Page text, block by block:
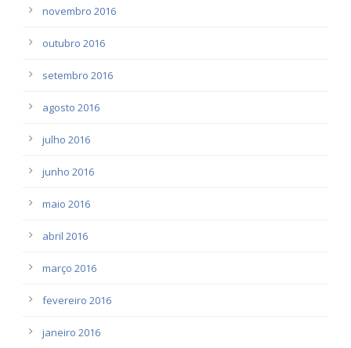
novembro 2016
outubro 2016
setembro 2016
agosto 2016
julho 2016
junho 2016
maio 2016
abril 2016
março 2016
fevereiro 2016
janeiro 2016